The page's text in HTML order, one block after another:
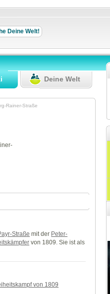
Deine Welt
Rainer-Straße
Straße mit der Peter-
von 1809. Sie ist als
von 1809